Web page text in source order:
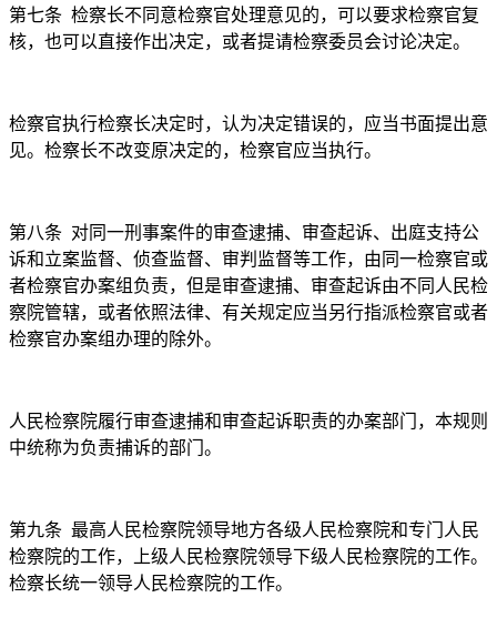
第七条 检察长不同意检察官处理意见的，可以要求检察官复
核，也可以直接作出决定，或者提请检察委员会讨论决定。
检察官执行检察长决定时，认为决定错误的，应当书面提出意
见。检察长不改变原决定的，检察官应当执行。
第八条 对同一刑事案件的审查逮捕、审查起诉、出庭支持公
诉和立案监督、侦查监督、审判监督等工作，由同一检察官或
者检察官办案组负责，但是审查逮捕、审查起诉由不同人民检
察院管辖，或者依照法律、有关规定应当另行指派检察官或者
检察官办案组办理的除外。
人民检察院履行审查逮捕和审查起诉职责的办案部门，本规则
中统称为负责捕诉的部门。
第九条 最高人民检察院领导地方各级人民检察院和专门人民
检察院的工作，上级人民检察院领导下级人民检察院的工作。
检察长统一领导人民检察院的工作。